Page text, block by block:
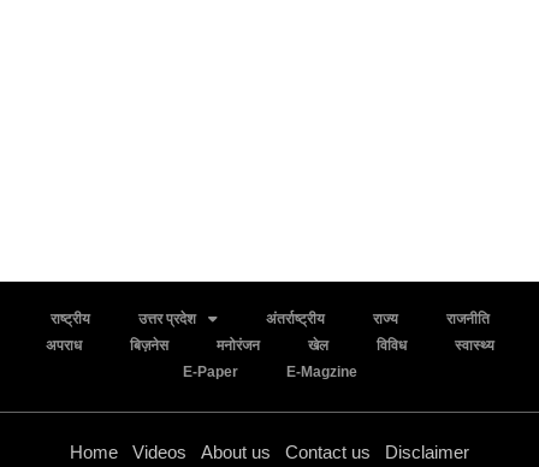
राष्ट्रीय उत्तर प्रदेश अंतर्राष्ट्रीय राज्य
राजनीति
अपराध
बिज़नेस मनोरंजन खेल विविध
स्वास्थ्य
E-Paper
E-Magzine
Home Videos About us Contact us
Disclaimer